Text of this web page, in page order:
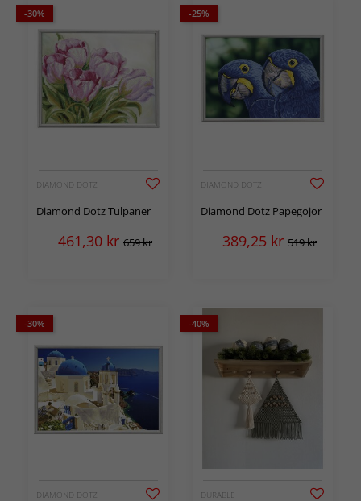
-30%
DIAMOND DOTZ
Diamond Dotz Tulpaner
461,30 kr 659 kr
-25%
DIAMOND DOTZ
Diamond Dotz Papegojor
389,25 kr 519 kr
-30%
DIAMOND DOTZ
-40%
DURABLE